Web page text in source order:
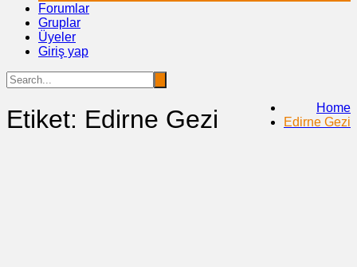
Forumlar
Gruplar
Üyeler
Giriş yap
Etiket: Edirne Gezi
Home
Edirne Gezi